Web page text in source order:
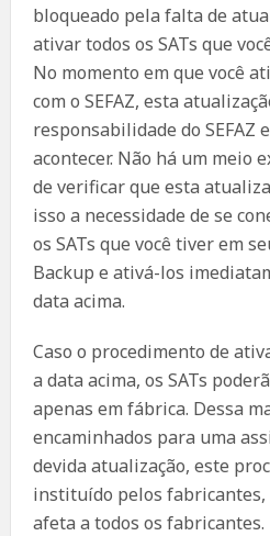
bloqueado pela falta de
ativar todos os SATs que
No momento em que você
com o SEFAZ, esta
responsabilidade do SEFAZ
acontecer. Não há um meio
de verificar que esta
isso a necessidade de se
os SATs que você tiver em
Backup e ativá-los
data acima.
Caso o procedimento de
a data acima, os SATs
apenas em fábrica. Dessa
encaminhados para uma
devida atualização, este
instituído pelos fabricantes,
afeta a todos os fabricantes.